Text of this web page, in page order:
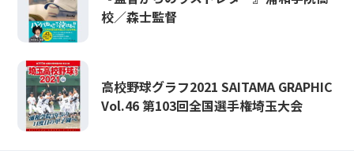
校／森士監督
高校野球グラフ2021 SAITAMA GRAPHIC
Vol.46 第103回全国選手権埼玉大会